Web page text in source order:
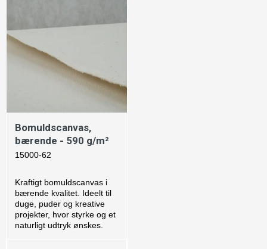
Bomuldscanvas,
bærende - 590 g/m²
15000-62
Kraftigt bomuldscanvas i
bærende kvalitet. Ideelt til
duge, puder og kreative
projekter, hvor styrke og et
naturligt udtryk ønskes.